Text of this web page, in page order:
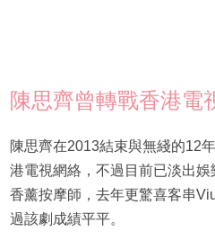
陳思齊曾轉戰香港電
陳思齊在2013結束與無綫的12
港電視網絡，不過目前已淡出
香薰按摩師，去年更驚喜客串
過該劇成績平平。